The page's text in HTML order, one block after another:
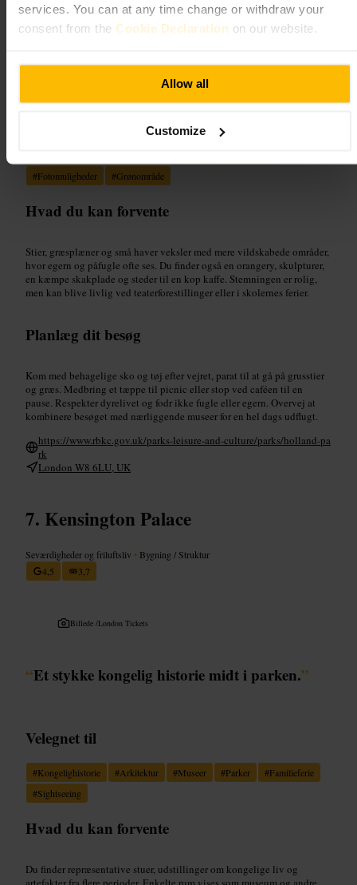
services. You can at any time change or withdraw your
consent from the Cookie Declaration on our website.
Allow all
Customize
Billede / Holland Park (London)
#Fotomuligheder #Grønområde
Hvad du kan forvente
Stier, græsplæner og små haver veksler med mere vildskabede områder,
hvor egern og påfugle ofte ses. Du finder også en orangery, skulpturer,
en kæmpe skakplade og steder til en kop kaffe. Stemningen er rolig,
men kan blive livlig ved teaterforestillinger eller i skolernes ferier.
Planlæg dit besøg
Kom med behagelige sko og tøj efter vejret, parat til at gå på grusstier
og græs. Medbring et tæppe til picnic eller stop ved caféen til en
pause. Respekter dyrelivet og fodr ikke fugle eller egern. Overvej at
kombinere besøget med nærliggende museer for en hel dags udflugt.
https://www.rbkc.gov.uk/parks-leisure-and-culture/parks/holland-pa
rk
London W8 6LU, UK
Kensington Palace
Seværdigheder og friluftsliv • Bygning / Struktur
4,5
3,7
Billede /London Tickets
“Et stykke kongelig historie midt i parken.”
Velegnet til
#Kongelighistorie #Arkitektur #Museer #Parker #Familieferie
#Sightseeing
Hvad du kan forvente
Du finder repræsentative stuer, udstillinger om kongelige liv og